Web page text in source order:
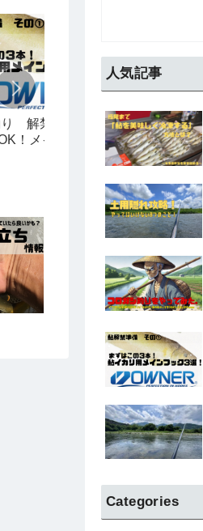
り 解禁準備① こ
！メインフック3
#2024-01 【
年の鮎釣り
い！5H26本
人気記事
Categories